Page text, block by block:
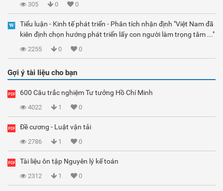
305 0 0
Tiểu luận - Kinh tế phát triển - Phân tích nhận định "Việt Nam đã
kiên định chọn hướng phát triển lấy con người làm trọng tâm ..."
2255 0 0
Gợi ý tài liệu cho bạn
600 Câu trắc nghiệm Tư tưởng Hồ Chí Minh
4022 1 0
Đề cương - Luật vận tải
2786 1 0
Tài liệu ôn tập Nguyên lý kế toán
2312 1 0